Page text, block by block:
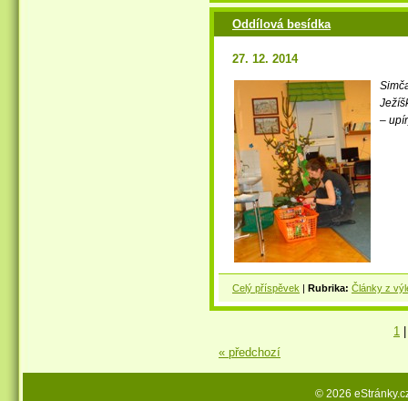
Oddílová besídka
27. 12. 2014
–
Celý příspěvek | Rubrika: Články z
« předchozí
1
© 2026